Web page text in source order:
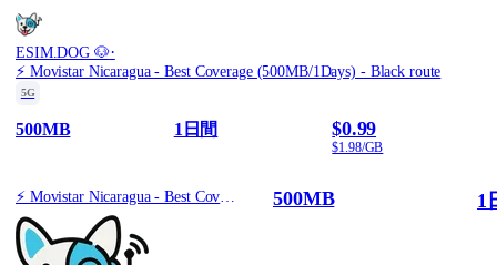
ESIM.DOG 🐶·
⚡️ Movistar Nicaragua - Best Coverage (500MB/1Days) - Black route
5G
500MB 1日間 $0.99
$1.98/GB
500MB 1